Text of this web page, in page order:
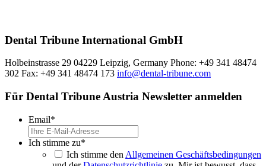
Dental Tribune International GmbH
Holbeinstrasse 29 04229 Leipzig, Germany Phone: +49 341 48474
302 Fax: +49 341 48474 173 info@dental-tribune.com
Für Dental Tribune Austria Newsletter anmelden
Email*
Ich stimme zu*
Ich stimme den Allgemeinen Geschäftsbedingungen